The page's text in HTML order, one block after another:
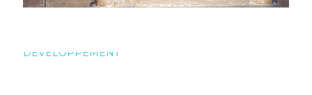
DÉVELOPPEMENT